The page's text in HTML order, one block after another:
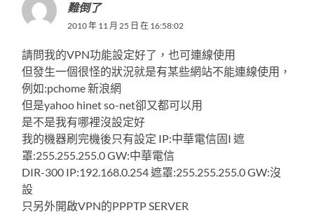
難倒了
2010 年 11 月 25 日 在 16:58:02
請問我的VPN功能設定好了，也可連線使用
但發生一個很怪的狀況就是有某些網站不能連線使用，
例如:pchome 新浪網
但是yahoo hinet so-net卻又都可以用
是不是我有哪裡沒設定好
我的機器刷完機後只有設定 IP:中華電信固I 遮
罩:255.255.255.0 GW:中華電信
DIR-300 IP:192.168.0.254 遮罩:255.255.255.0 GW:沒
設
只另外開啟VPN的PPPTP SERVER